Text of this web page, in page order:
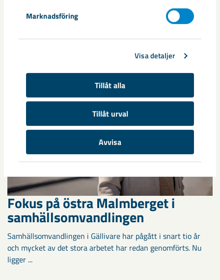
Marknadsföring
Visa detaljer
Tillåt alla
Tillåt urval
Avvisa
Nytt sovringsverk växer fram
Anläggningen kommer att ersätta det befintliga verket från
Fokus på östra Malmberget i
samhällsomvandlingen
Samhällsomvandlingen i Gällivare har pågått i snart tio år
och mycket av det stora arbetet har redan genomförts. Nu
ligger ...